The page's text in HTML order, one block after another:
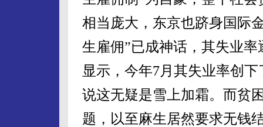
相当庞大，东京也跻身国际
生雇佣”已成神话，其失业
显示，今年7月其失业率创
说这无疑是雪上加霜。而贫
题，以至麻生居然要求无钱